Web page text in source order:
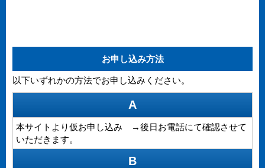
お申し込み方法
以下いずれかの方法でお申し込みください。
A
本サイトより仮お申し込み →後日お電話にて確認させて
いただきます。
B